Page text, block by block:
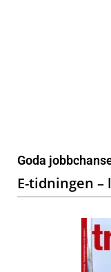
Goda
E-tidningen